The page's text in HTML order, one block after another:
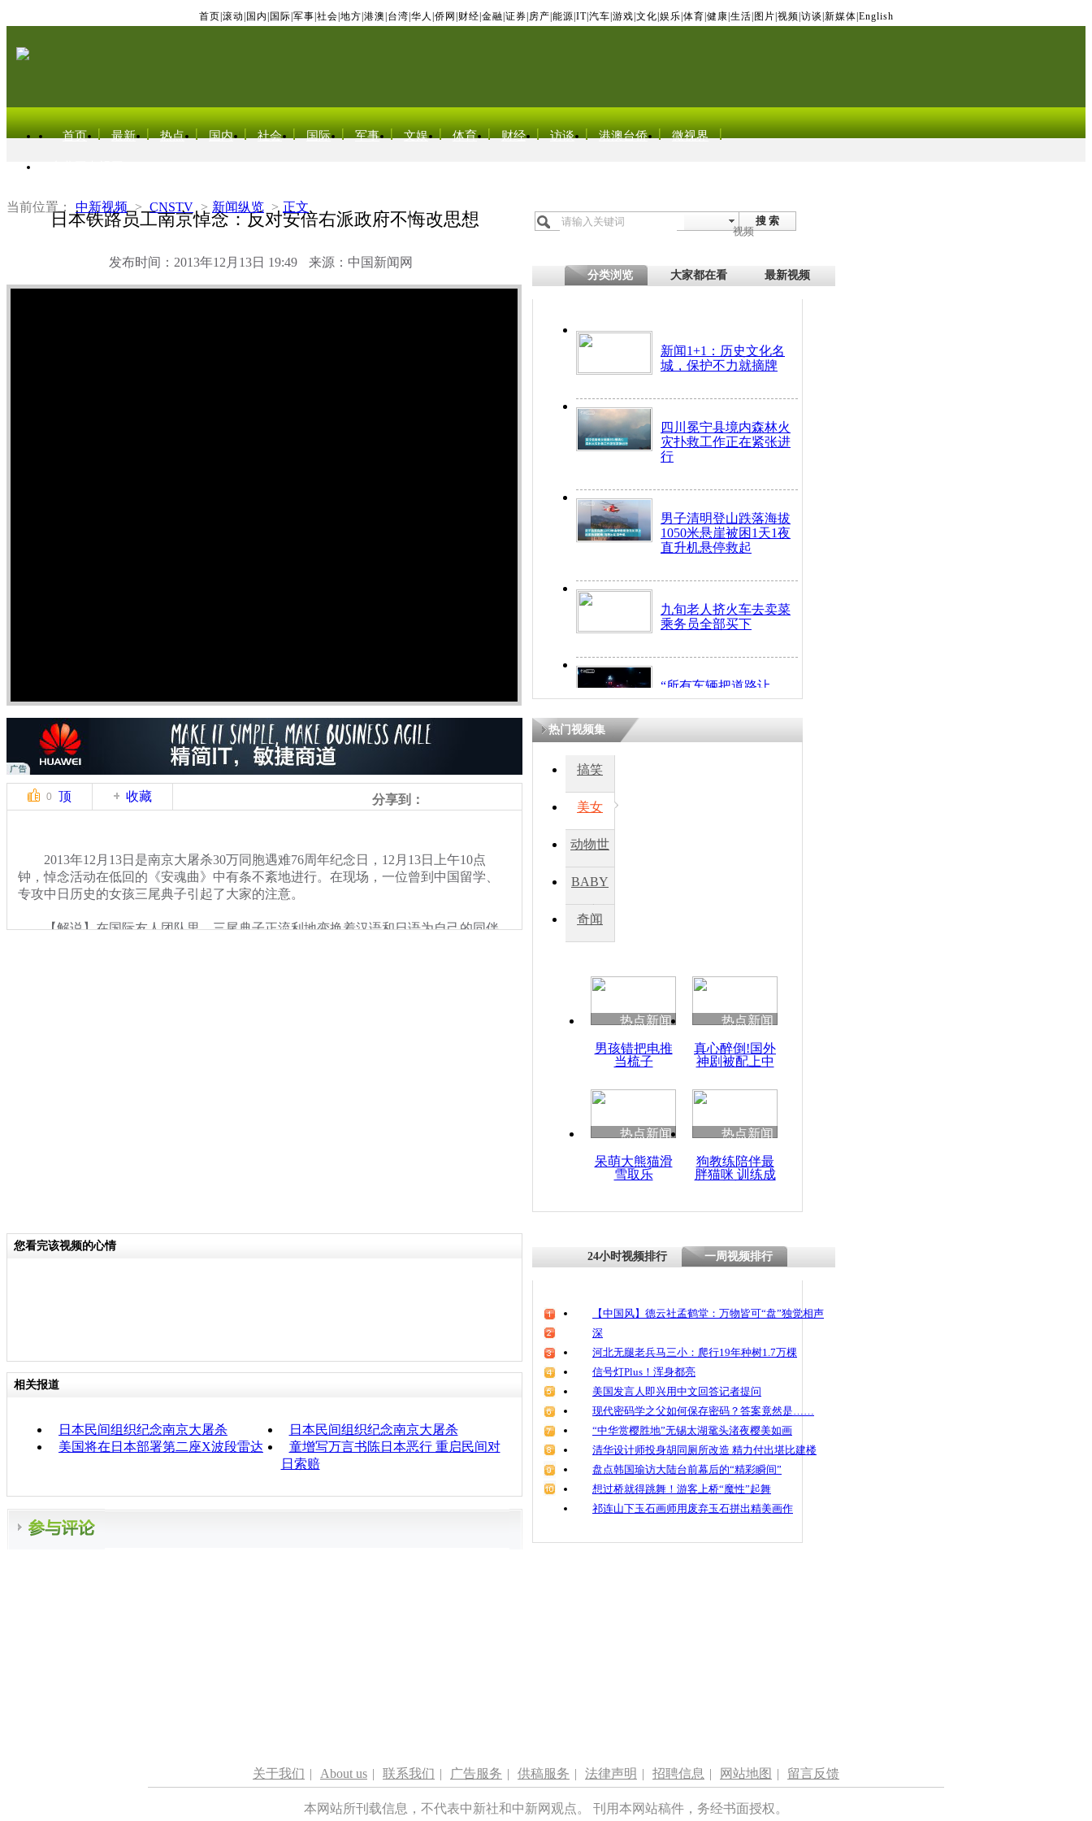
首页 滚动 国内 国际 军事 社会 地方 港澳 台湾 华人 侨网 财经 金融 证券 房产 能源 IT| 汽车 游戏 文化 娱乐 体育 健康 生活 图片 视频 访谈 新媒体 English
首页 最新 热点 国内 社会 国际 军事 文娱 体育 财经 访谈 港澳台侨 微视界
当前位置： 中新视频 > CNSTV > 新闻纵览 > 正文
日本铁路员工南京悼念：反对安倍右派政府不悔改思想
发布时间：2013年12月13日 19:49 来源：中国新闻网
搜 索
视频
分类浏览 大家都在看 最新视频
新闻1+1：历史文化名
城，保护不力就摘牌
四川冕宁县境内森林火
灾扑救工作正在紧张进
行
男子清明登山跌落海拔
1050米悬崖被困1天1夜
直升机悬停救起
九旬老人挤火车去卖菜
乘务员全部买下
“所有车辆把道路让
开！”儿童突发疾病交
因
度苗族花山节
魂
0 顶 收藏 分享到：
2013年12月13日是南京大屠杀30万同胞遇难76周年纪念日，12月13日上午10点
钟，悼念活动在低回的《安魂曲》中有条不紊地进行。在现场，一位曾到中国留学、
专攻中日历史的女孩三尾典子引起了大家的注意。
【解说】在国际友人团队里，三尾典子正流利地变换着汉语和日语为自己的同伴
热门视频集
搞笑
美女
动物世
BABY
秀
奇闻
热点新闻
男孩错把电推
当梳子
热点新闻
真心醉倒!国外
神剧被配上中
热点新闻
呆萌大熊猫滑
雪取乐
热点新闻
狗教练陪伴最
胖猫咪 训练成
您看完该视频的心情
相关报道
日本民间组织纪念南京大屠杀
日本民间组织纪念南京大屠杀
美国将在日本部署第二座X波段雷达
童增写万言书陈日本恶行 重启民间对
日索赔
24小时视频排行 一周视频排行
【中国风】德云社孟鹤堂：万物皆可“盘”独觉相声
深
河北无腿老兵马三小：爬行19年种树1.7万棵
信号灯Plus！浑身都亮
美国发言人即兴用中文回答记者提问
现代密码学之父如何保存密码？答案竟然是……
“中华赏樱胜地”无锡太湖鼋头渚夜樱美如画
清华设计师投身胡同厕所改造 精力付出堪比建楼
盘点韩国瑜访大陆台前幕后的“精彩瞬间”
想过桥就得跳舞！游客上桥“魔性”起舞
祁连山下玉石画师用废弃玉石拼出精美画作
关于我们 | About us | 联系我们 | 广告服务 | 供稿服务 | 法律声明 | 招聘信息 | 网站地图 | 留言反馈
本网站所刊载信息，不代表中新社和中新网观点。 刊用本网站稿件，务经书面授权。